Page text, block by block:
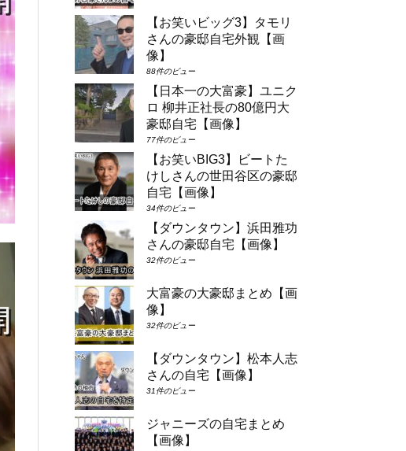
【お笑いビッグ3】タモリ
さんの豪邸自宅外観【画
像】
88件のビュー
【日本一の大富豪】ユニク
ロ 柳井正社長の80億円大
豪邸自宅【画像】
77件のビュー
【お笑いBIG3】ビートた
けしさんの世田谷区の豪邸
自宅【画像】
34件のビュー
【ダウンタウン】浜田雅功
さんの豪邸自宅【画像】
32件のビュー
大富豪の大豪邸まとめ【画
像】
32件のビュー
【ダウンタウン】松本人志
さんの自宅【画像】
31件のビュー
ジャニーズの自宅まとめ
【画像】